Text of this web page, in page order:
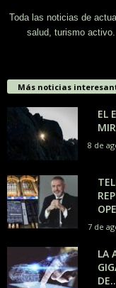
Toda las noticias de
salud, turismo
Más noticias
EL
8 de
7 de
LA